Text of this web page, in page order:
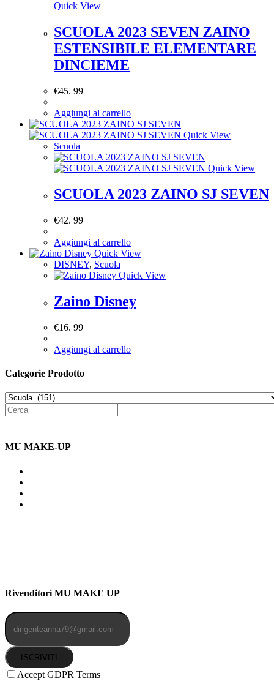
Quick View
SCUOLA 2023 SEVEN ZAINO
ESTENSIBILE ELEMENTARE
DINCIEME
€45. 99
Aggiungi al carrello
Quick View
Scuola
Quick View
SCUOLA 2023 ZAINO SJ SEVEN
€42. 99
Aggiungi al carrello
Quick View
DISNEY, Scuola
Quick View
Zaino Disney
€16. 99
Aggiungi al carrello
Categorie Prodotto
MU MAKE-UP
Rivenditori MU MAKE UP
ISCRIVITI
Accept GDPR Terms